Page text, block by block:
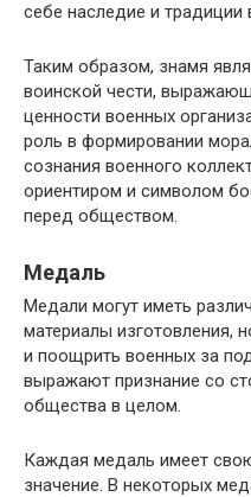
себе наследие и традиции
Таким образом, знамя
воинской чести,
ценности военных
роль в формировании
сознания военного
ориентиром и символом
перед обществом.
Медаль
Медали могут иметь
материалы изготовления,
и поощрить военных за
выражают признание со
общества в целом.
Каждая медаль имеет
значение. В некоторых